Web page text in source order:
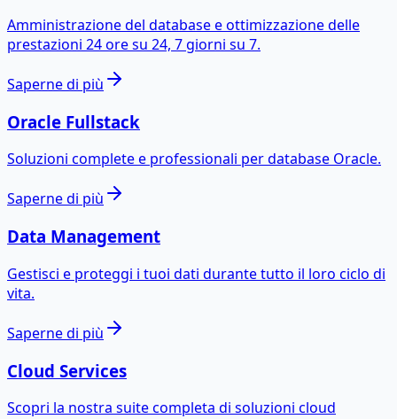
Amministrazione del database e ottimizzazione delle
prestazioni 24 ore su 24, 7 giorni su 7.
Saperne di più
Oracle Fullstack
Soluzioni complete e professionali per database Oracle.
Saperne di più
Data Management
Gestisci e proteggi i tuoi dati durante tutto il loro ciclo di
vita.
Saperne di più
Cloud Services
Scopri la nostra suite completa di soluzioni cloud